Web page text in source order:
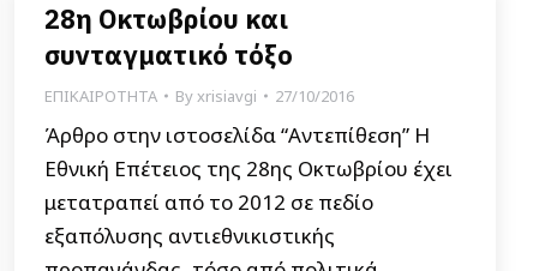
28η Οκτωβρίου και
συνταγματικό τόξο
ΕΠΙΚΑΙΡΟΤΗΤΑ Byxrisiavgi 27/10/2016
Άρθρο στην ιστοσελίδα “Αντεπίθεση” Η
Εθνική Επέτειος της 28ης Οκτωβρίου έχει
μετατραπεί από το 2012 σε πεδίο
εξαπόλυσης αντιεθνικιστικής